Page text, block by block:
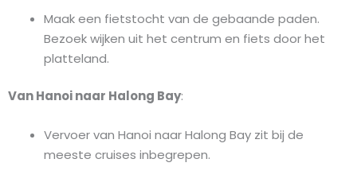
Maak een fietstocht van de gebaande paden.
Bezoek wijken uit het centrum en fiets door het
platteland.
Van Hanoi naar Halong Bay:
Vervoer van Hanoi naar Halong Bay zit bij de
meeste cruises inbegrepen.